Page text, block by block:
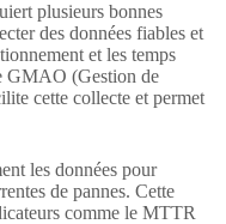
plusieurs bonnes
des données fiables et
et les temps
GMAO (Gestion de
cette collecte et permet
les données pour
de pannes. Cette
comme le MTTR